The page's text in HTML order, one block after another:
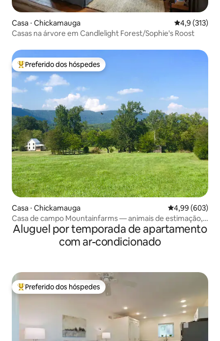
Casa ⋅ Chickamauga 4,9 de uma
4,9 (313)
Casas na árvore em Candlelight Forest/Sophie's Roost
Entre os melhores preferidos dos hóspedes
Preferido dos hóspedes
Casa ⋅ Chickamauga 4,99 de uma
4,99 (603)
Casa de campo Mountainfarms — animais de estimação,
perto de Chatt
Aluguel por temporada de apartamento
com ar-condicionado
Entre os melhores preferidos dos hóspedes
Preferido dos hóspedes